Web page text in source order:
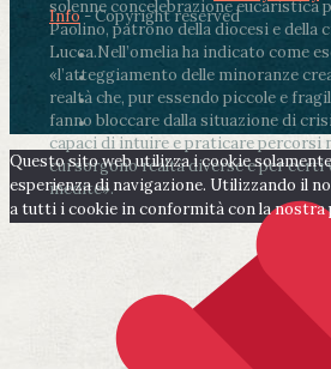
solenne concelebrazione eucaristica
Paolino, patrono della diocesi e della
Lucca.Nell’omelia ha indicato come
«l’atteggiamento delle minoranze
realtà che, pur essendo piccole e
fanno bloccare dalla situazione di
capaci di intuire e praticare percorsi
cui sorgono realtà diverse e per certi
inedite».
Info- Copyright reserved
Questo sito web utilizza i cookie
esperienza di navigazione. Utilizzando il
a tutti i cookie in conformità con la nostra